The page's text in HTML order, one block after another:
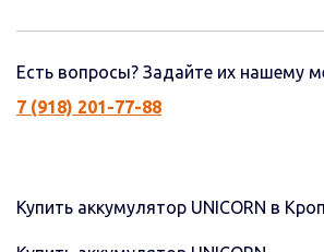
Есть вопросы? Задайте их нашему
7 (918) 201-77-88
Купить аккумулятор UNICORN в